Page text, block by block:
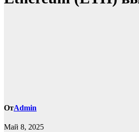
ОтAdmin
Май 8, 2025